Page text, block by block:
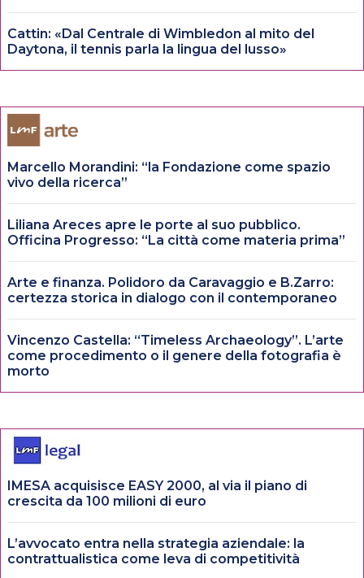
Cattin: «Dal Centrale di Wimbledon al mito del
Daytona, il tennis parla la lingua del lusso»
Marcello Morandini: “la Fondazione come spazio
vivo della ricerca”
Liliana Areces apre le porte al suo pubblico.
Officina Progresso: “La città come materia prima”
Arte e finanza. Polidoro da Caravaggio e B.Zarro:
certezza storica in dialogo con il contemporaneo
Vincenzo Castella: “Timeless Archaeology”. L’arte
come procedimento o il genere della fotografia è
morto
IMESA acquisisce EASY 2000, al via il piano di
crescita da 100 milioni di euro
L’avvocato entra nella strategia aziendale: la
contrattualistica come leva di competitività